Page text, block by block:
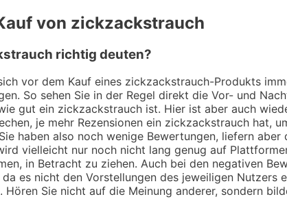
von zickzackstrauch
richtig deuten?
vor dem Kauf eines zickzackstrauch-Produkts
So sehen Sie in der Regel direkt die Vor- und
gut ein zickzackstrauch ist. Hier ist aber auch
je mehr Rezensionen ein zickzackstrauch hat,
haben also noch wenige Bewertungen, liefern aber
vielleicht nur noch nicht lang genug auf
in Betracht zu ziehen. Auch bei den negativen
es nicht den Vorstellungen des jeweiligen
Sie nicht auf die Meinung anderer, sondern